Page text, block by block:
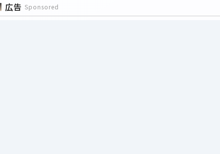
広告 Sponsored